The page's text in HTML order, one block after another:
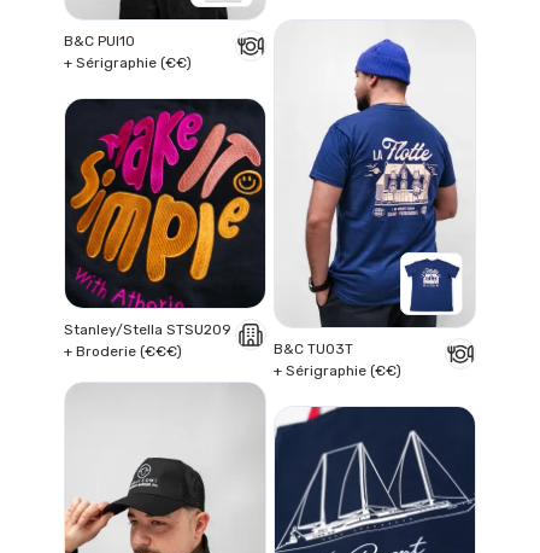
B&C PUI10
+ Sérigraphie (€€)
B&C TU03T
+ Sérigraphie (€€)
Stanley/Stella STSU209
+ Broderie (€€€)